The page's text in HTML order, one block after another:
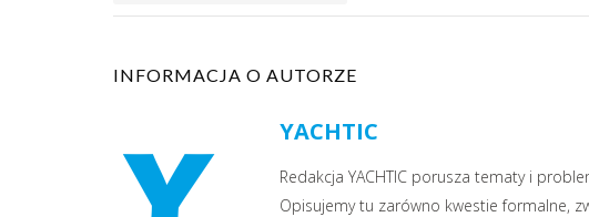
INFORMACJA O AUTORZE
YACHTIC
Redakcja YACHTIC porusza tematy i
Opisujemy tu zarówno kwestie formalne,